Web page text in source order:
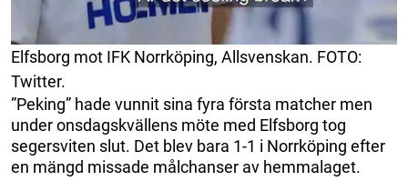
Elfsborg mot IFK Norrköping, Allsvenskan. FOTO:
Twitter.
”Peking” hade vunnit sina fyra första matcher men
under onsdagskvällens möte med Elfsborg tog
segersviten slut. Det blev bara 1-1 i Norrköping efter
en mängd missade målchanser av hemmalaget.